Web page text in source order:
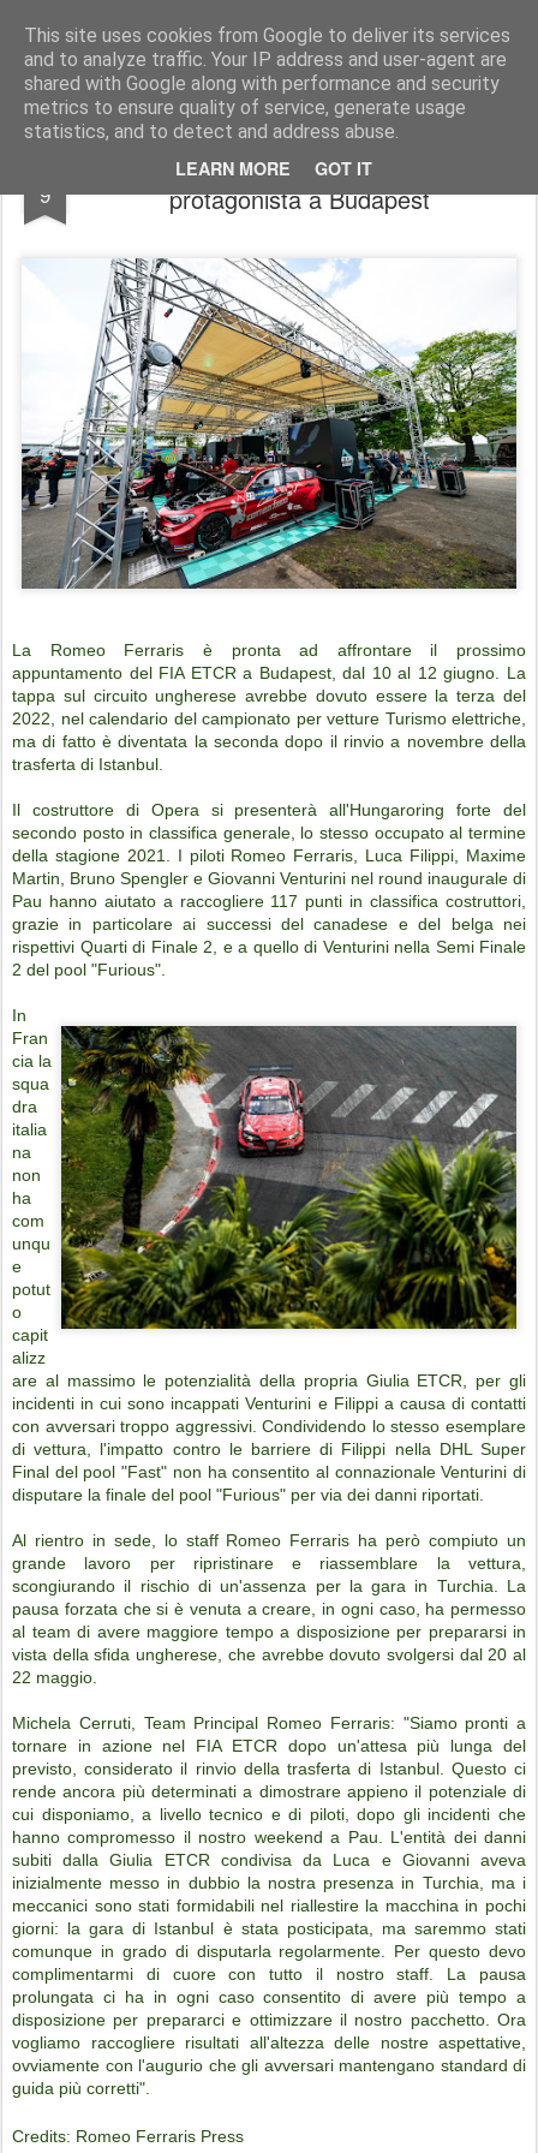
This site uses cookies from Google to deliver its services
and to analyze traffic. Your IP address and user-agent are
shared with Google along with performance and security
metrics to ensure quality of service, generate usage
statistics, and to detect and address abuse.
LEARN MORE GOT IT
AutoMotoCorse. Motorsport Random News 280912
9
FIA ETCR / Romeo Ferraris da
protagonista a Budapest
La Romeo Ferraris è pronta ad affrontare il prossimo
appuntamento del FIA ETCR a Budapest, dal 10 al 12 giugno. La
tappa sul circuito ungherese avrebbe dovuto essere la terza del
2022, nel calendario del campionato per vetture Turismo elettriche,
ma di fatto è diventata la seconda dopo il rinvio a novembre della
trasferta di Istanbul.
Il costruttore di Opera si presenterà all'Hungaroring forte del
secondo posto in classifica generale, lo stesso occupato al termine
della stagione 2021. I piloti Romeo Ferraris, Luca Filippi, Maxime
Martin, Bruno Spengler e Giovanni Venturini nel round inaugurale di
Pau hanno aiutato a raccogliere 117 punti in classifica costruttori,
grazie in particolare ai successi del canadese e del belga nei
rispettivi Quarti di Finale 2, e a quello di Venturini nella Semi Finale
2 del pool "Furious".
In
Fran
cia la
squa
dra
italia
na
non
ha
com
unqu
e
potut
o
capit
alizz
are al massimo le potenzialità della propria Giulia ETCR, per gli
incidenti in cui sono incappati Venturini e Filippi a causa di contatti
con avversari troppo aggressivi. Condividendo lo stesso esemplare
di vettura, l'impatto contro le barriere di Filippi nella DHL Super
Final del pool "Fast" non ha consentito al connazionale Venturini di
disputare la finale del pool "Furious" per via dei danni riportati.
Al rientro in sede, lo staff Romeo Ferraris ha però compiuto un
grande lavoro per ripristinare e riassemblare la vettura,
scongiurando il rischio di un'assenza per la gara in Turchia. La
pausa forzata che si è venuta a creare, in ogni caso, ha permesso
al team di avere maggiore tempo a disposizione per prepararsi in
vista della sfida ungherese, che avrebbe dovuto svolgersi dal 20 al
22 maggio.
Michela Cerruti, Team Principal Romeo Ferraris: "Siamo pronti a
tornare in azione nel FIA ETCR dopo un'attesa più lunga del
previsto, considerato il rinvio della trasferta di Istanbul. Questo ci
rende ancora più determinati a dimostrare appieno il potenziale di
cui disponiamo, a livello tecnico e di piloti, dopo gli incidenti che
hanno compromesso il nostro weekend a Pau. L'entità dei danni
subiti dalla Giulia ETCR condivisa da Luca e Giovanni aveva
inizialmente messo in dubbio la nostra presenza in Turchia, ma i
meccanici sono stati formidabili nel riallestire la macchina in pochi
giorni: la gara di Istanbul è stata posticipata, ma saremmo stati
comunque in grado di disputarla regolarmente. Per questo devo
complimentarmi di cuore con tutto il nostro staff. La pausa
prolungata ci ha in ogni caso consentito di avere più tempo a
disposizione per prepararci e ottimizzare il nostro pacchetto. Ora
vogliamo raccogliere risultati all'altezza delle nostre aspettative,
ovviamente con l'augurio che gli avversari mantengano standard di
guida più corretti".
Credits: Romeo Ferraris Press